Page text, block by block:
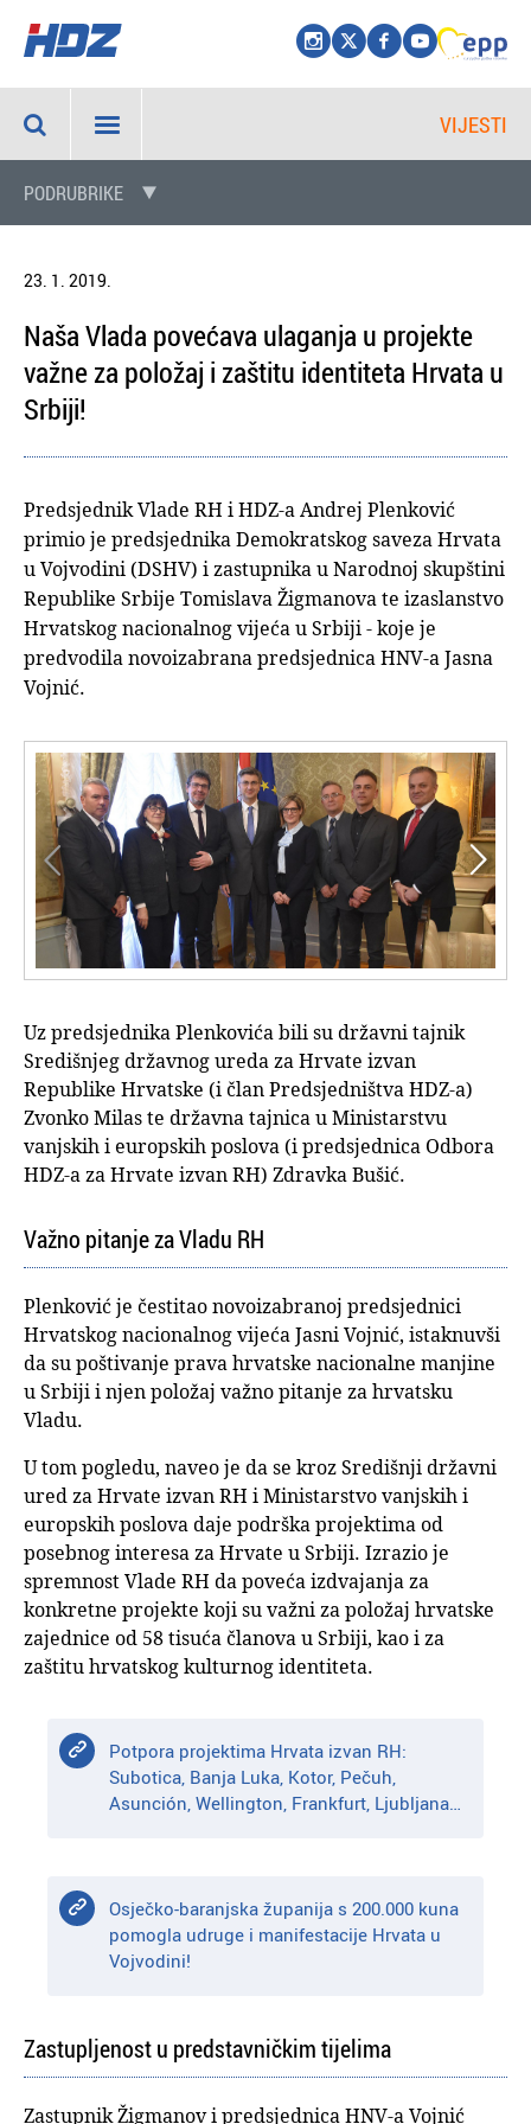
VIJESTI
PODRUBRIKE
23. 1. 2019.
Naša Vlada povećava ulaganja u projekte
važne za položaj i zaštitu identiteta Hrvata u
Srbiji!
Predsjednik Vlade RH i HDZ-a Andrej Plenković
primio je predsjednika Demokratskog saveza Hrvata
u Vojvodini (DSHV) i zastupnika u Narodnoj skupštini
Republike Srbije Tomislava Žigmanova te izaslanstvo
Hrvatskog nacionalnog vijeća u Srbiji - koje je
predvodila novoizabrana predsjednica HNV-a Jasna
Vojnić.


Uz predsjednika Plenkovića bili su državni tajnik
Središnjeg državnog ureda za Hrvate izvan
Republike Hrvatske (i član Predsjedništva HDZ-a)
Zvonko Milas te državna tajnica u Ministarstvu
vanjskih i europskih poslova (i predsjednica Odbora
HDZ-a za Hrvate izvan RH) Zdravka Bušić.
Važno pitanje za Vladu RH
Plenković je čestitao novoizabranoj predsjednici
Hrvatskog nacionalnog vijeća Jasni Vojnić, istaknuvši
da su poštivanje prava hrvatske nacionalne manjine
u Srbiji i njen položaj važno pitanje za hrvatsku
Vladu.
U tom pogledu, naveo je da se kroz Središnji državni
ured za Hrvate izvan RH i Ministarstvo vanjskih i
europskih poslova daje podrška projektima od
posebnog interesa za Hrvate u Srbiji. Izrazio je
spremnost Vlade RH da poveća izdvajanja za
konkretne projekte koji su važni za položaj hrvatske
zajednice od 58 tisuća članova u Srbiji, kao i za
zaštitu hrvatskog kulturnog identiteta.
Potpora projektima Hrvata izvan RH:
Subotica, Banja Luka, Kotor, Pečuh,
Asunción, Wellington, Frankfurt, Ljubljana…
Osječko-baranjska županija s 200.000 kuna
pomogla udruge i manifestacije Hrvata u
Vojvodini!
Zastupljenost u predstavničkim tijelima
Zastupnik Žigmanov i predsjednica HNV-a Vojnić